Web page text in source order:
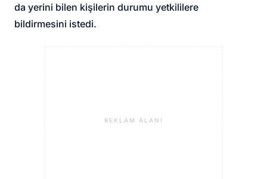
da yerini bilen kişilerin durumu yetkililere
bildirmesini istedi.
REKLAM ALANI